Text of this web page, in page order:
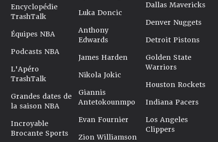
Encyclopédie
TrashTalk
Équipes NBA
Podcasts NBA
L'Apéro
TrashTalk
Grandes dates de
la saison NBA
Incroyable
Brocante Sports
Luka Doncic
Anthony
Edwards
James Harden
Nikola Jokic
Giannis
Antetokounmpo
Evan Fournier
Zion Williamson
Dallas Mavericks
Denver Nuggets
Detroit Pistons
Golden State
Warriors
Houston Rockets
Indiana Pacers
Los Angeles
Clippers